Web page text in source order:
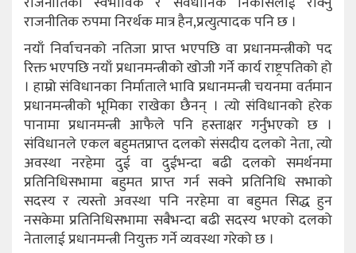
राजनीतिक रुपमा निरर्थक मात्र हैन,प्रत्युत्पादक पनि छ ।
नयाँ निर्वाचनको नतिजा प्राप्त भएपछि वा प्रधानमन्त्रीको पद
रिक्त भएपछि नयाँ प्रधानमन्त्रीको खोजी गर्ने कार्य राष्ट्रपतिको हो
। हाम्रो संविधानका निर्माताले भावि प्रधानमन्त्री चयनमा वर्तमान
प्रधानमन्त्रीको भूमिका राखेका छैनन् । त्यो संविधानको हरेक
पानामा प्रधानमन्त्री आफैले पनि हस्ताक्षर गर्नुभएको छ ।
संविधानले एकल बहुमतप्राप्त दलको संसदीय दलको नेता, त्यो
अवस्था नरहेमा दुई वा दुईभन्दा बढी दलको समर्थनमा
प्रतिनिधिसभामा बहुमत प्राप्त गर्न सक्ने प्रतिनिधि सभाको
सदस्य र त्यस्तो अवस्था पनि नरहेमा वा बहुमत सिद्ध हुन
नसकेमा प्रतिनिधिसभामा सबैभन्दा बढी सदस्य भएको दलको
नेतालाई प्रधानमन्त्री नियुक्त गर्ने व्यवस्था गरेको छ ।